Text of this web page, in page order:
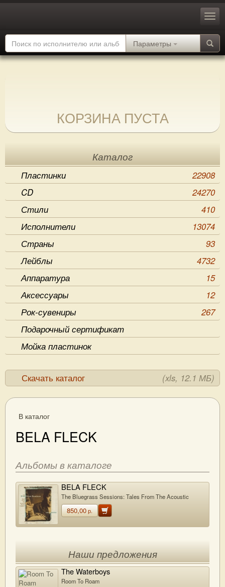
Параметры
КОРЗИНА ПУСТА
Каталог
Пластинки
22908
CD
24270
Стили
410
Исполнители
13074
Страны
93
Лейблы
4732
Аппаратура
15
Аксессуары
12
Рок-сувениры
267
Подарочный сертификат
Мойка пластинок
Скачать каталог (xls, 12.1 МБ)
В каталог
BELA FLECK
Альбомы в каталоге
BELA FLECK
The Bluegrass Sessions: Tales From The Acoustic
Planet, Volume 2
850,00р.
Наши предложения
The Waterboys
Room To Roam